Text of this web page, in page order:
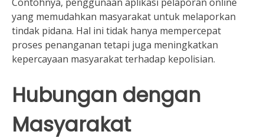
yang memudahkan masyarakat untuk melaporkan
tindak pidana. Hal ini tidak hanya mempercepat
proses penanganan tetapi juga meningkatkan
kepercayaan masyarakat terhadap kepolisian.
Hubungan dengan
Masyarakat